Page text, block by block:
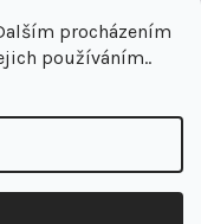
procházením
používáním..
novinky a na
tu pro Vás na
. Všechna